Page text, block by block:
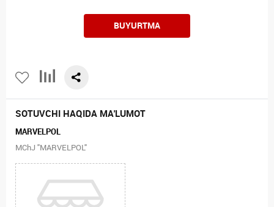
BUYURTMA
SOTUVCHI HAQIDA MA'LUMOT
MARVELPOL
MChJ "MARVELPOL"